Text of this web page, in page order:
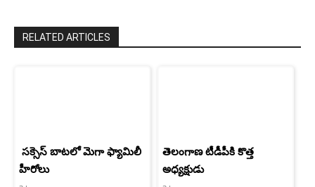
RELATED ARTICLES
సక్సెస్ బాటలో మెగా ఫ్యామిలీ
హీరోలు
తెలంగాణ టీడీపీకి కొత్త
అధ్యక్షుడు